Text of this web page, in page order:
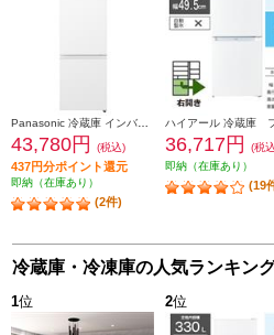
43,780円 (税込)
437円分ポイント還元
即納（在庫あり）
(2件)
36,717円
(税
即納（在庫あり）
(19
冷蔵庫・冷凍庫の人気ランキン
1位 2位